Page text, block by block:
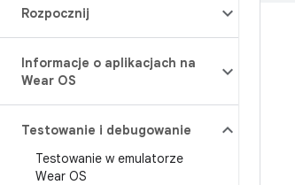
Rozpocznij
Informacje o aplikacjach na
Wear OS
Testowanie i debugowanie
Testowanie w emulatorze
Wear OS